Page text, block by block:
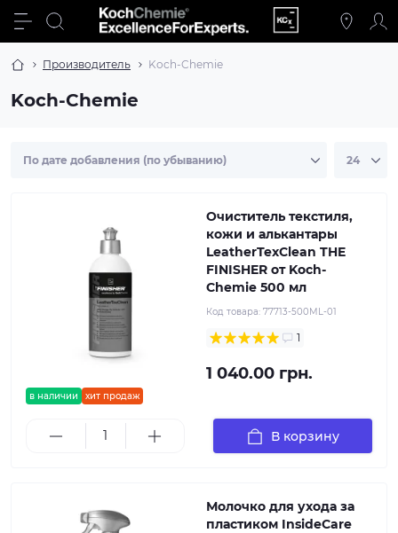
Производитель Koch-Chemie
Koch-Chemie
в наличии хит продаж
Очиститель текстиля,
кожи и алькантары
LeatherTexClean THE
FINISHER от Koch-
Chemie 500 мл
Код товара: 77713-500ML-01
1
1 040.00 грн.
В корзину
Молочко для ухода за
пластиком InsideCare